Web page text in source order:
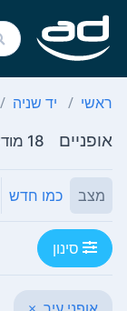
ראשי יד שניה
אופניים 18 מודעות
מצב כמו חדש
סינון